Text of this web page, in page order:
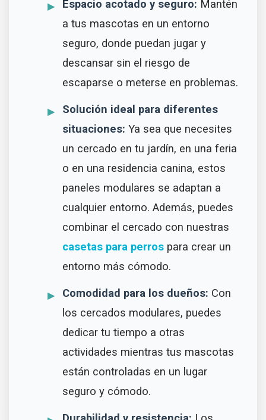
Espacio acotado y seguro: Mantén
a tus mascotas en un entorno
seguro, donde puedan jugar y
descansar sin el riesgo de
escaparse o meterse en problemas.
Solución ideal para diferentes
situaciones: Ya sea que necesites
un cercado en tu jardín, en una feria
o en una residencia canina, estos
paneles modulares se adaptan a
cualquier entorno. Además, puedes
combinar el cercado con nuestras
casetas para perros para crear un
entorno más cómodo.
Comodidad para los dueños: Con
los cercados modulares, puedes
dedicar tu tiempo a otras
actividades mientras tus mascotas
están controladas en un lugar
seguro y cómodo.